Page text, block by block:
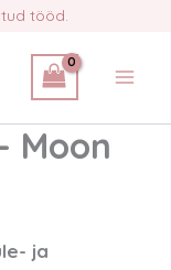
tööd.
Moon
ja